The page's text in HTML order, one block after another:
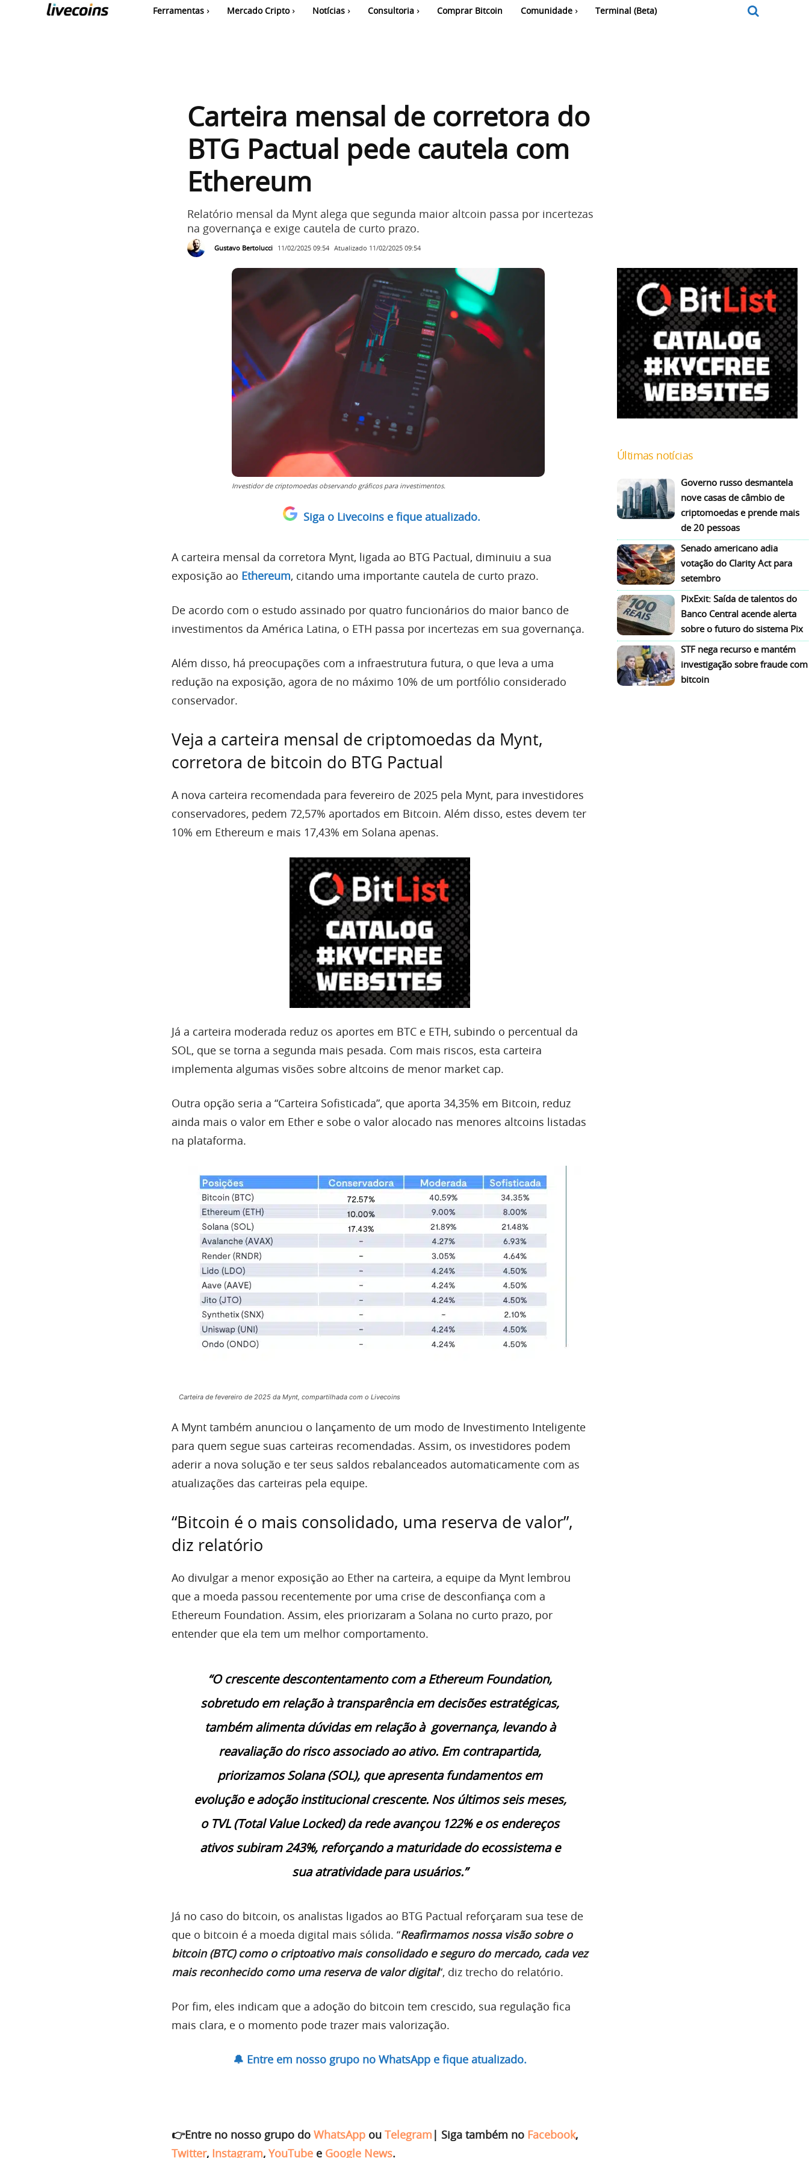
Ferramentas Mercado Cripto Notícias Consultoria Comprar Bitcoin Comunidade Terminal (Beta)
Carteira mensal de corretora do
BTG Pactual pede cautela com
Ethereum
Relatório mensal da Mynt alega que segunda maior altcoin passa por incertezas
na governança e exige cautela de curto prazo.
Gustavo Bertolucci 11/02/2025 09:54 Atualizado 11/02/2025 09:54
Investidor de criptomoedas observando gráficos para investimentos.
Siga o Livecoins e fique atualizado.
A carteira mensal da corretora Mynt, ligada ao BTG Pactual, diminuiu a sua
exposição ao Ethereum, citando uma importante cautela de curto prazo.
De acordo com o estudo assinado por quatro funcionários do maior banco de
investimentos da América Latina, o ETH passa por incertezas em sua governança.
Além disso, há preocupações com a infraestrutura futura, o que leva a uma
redução na exposição, agora de no máximo 10% de um portfólio considerado
conservador.
Veja a carteira mensal de criptomoedas da Mynt,
corretora de bitcoin do BTG Pactual
A nova carteira recomendada para fevereiro de 2025 pela Mynt, para investidores
conservadores, pedem 72,57% aportados em Bitcoin. Além disso, estes devem ter
10% em Ethereum e mais 17,43% em Solana apenas.
Já a carteira moderada reduz os aportes em BTC e ETH, subindo o percentual da
SOL, que se torna a segunda mais pesada. Com mais riscos, esta carteira
implementa algumas visões sobre altcoins de menor market cap.
Outra opção seria a “Carteira Sofisticada”, que aporta 34,35% em Bitcoin, reduz
ainda mais o valor em Ether e sobe o valor alocado nas menores altcoins listadas
na plataforma.
Carteira de fevereiro de 2025 da Mynt, compartilhada com o Livecoins
A Mynt também anunciou o lançamento de um modo de Investimento Inteligente
para quem segue suas carteiras recomendadas. Assim, os investidores podem
aderir a nova solução e ter seus saldos rebalanceados automaticamente com as
atualizações das carteiras pela equipe.
“Bitcoin é o mais consolidado, uma reserva de valor”,
diz relatório
Ao divulgar a menor exposição ao Ether na carteira, a equipe da Mynt lembrou
que a moeda passou recentemente por uma crise de desconfiança com a
Ethereum Foundation. Assim, eles priorizaram a Solana no curto prazo, por
entender que ela tem um melhor comportamento.
“O crescente descontentamento com a Ethereum Foundation,
sobretudo em relação à transparência em decisões estratégicas,
também alimenta dúvidas em relação à governança, levando à
reavaliação do risco associado ao ativo. Em contrapartida,
priorizamos Solana (SOL), que apresenta fundamentos em
evolução e adoção institucional crescente. Nos últimos seis meses,
o TVL (Total Value Locked) da rede avançou 122% e os endereços
ativos subiram 243%, reforçando a maturidade do ecossistema e
sua atratividade para usuários.”
Já no caso do bitcoin, os analistas ligados ao BTG Pactual reforçaram sua tese de
que o bitcoin é a moeda digital mais sólida. “Reafirmamos nossa visão sobre o
bitcoin (BTC) como o criptoativo mais consolidado e seguro do mercado, cada vez
mais reconhecido como uma reserva de valor digital“, diz trecho do relatório.
Por fim, eles indicam que a adoção do bitcoin tem crescido, sua regulação fica
mais clara, e o momento pode trazer mais valorização.
🔔 Entre em nosso grupo no WhatsApp e fique atualizado.
👉Entre no nosso grupo do WhatsApp ou Telegram | Siga também no Facebook,
Twitter, Instagram, YouTube e Google News.
Últimas notícias
Governo russo desmantela
nove casas de câmbio de
criptomoedas e prende mais
de 20 pessoas
Senado americano adia
votação do Clarity Act para
setembro
PixExit: Saída de talentos do
Banco Central acende alerta
sobre o futuro do sistema Pix
STF nega recurso e mantém
investigação sobre fraude com
bitcoin